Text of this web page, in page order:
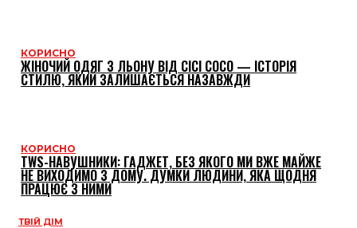
КОРИСНО
ЖІНОЧИЙ ОДЯГ З ЛЬОНУ ВІД CICI COCO — ІСТОРІЯ
СТИЛЮ, ЯКИЙ ЗАЛИШАЄТЬСЯ НАЗАВЖДИ
КОРИСНО
TWS-НАВУШНИКИ: ГАДЖЕТ, БЕЗ ЯКОГО МИ ВЖЕ МАЙЖЕ
НЕ ВИХОДИМО З ДОМУ. ДУМКИ ЛЮДИНИ, ЯКА ЩОДНЯ
ПРАЦЮЄ З НИМИ
ТВІЙ ДІМ